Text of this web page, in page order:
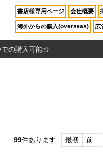
書店様専用ページ 会社概要
海外からの購入(overseas) 広
の購入可能☆
99件あります 最初 前